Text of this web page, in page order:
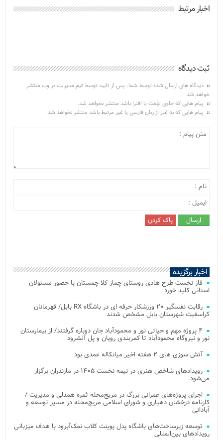
اخبار مرتبط
ثبت دیدگاه
دیدگاه های ارسال شده توسط شما، پس از تایید توسط تیم مدیریت در وب منتشر
خواهد شد.
پیام هایی که حاوی تهمت یا افترا باشد منتشر نخواهد شد.
پیام هایی که به غیر از زبان فارسی یا غیر مرتبط باشد منتشر نخواهد شد.
اخبار برگزیده
فاز نخست طرح هادی روستای چماز کلا چمستان با حضور مسئولان
استانی کلید خورد
رقابت نفسگیر ۲۰ ورزشکار حرفه ای در باشگاه RX بابل/ قهرمانان
کراسفیت شهرستان بابل مشخص شدند
۴ پروژه مهم و حیاتی نور و محمودآباد جان دوباره گرفتند/ از بیمارستان
نور و نیروگاه محمودآباد تا کمربندی رویان و پل آلشرود
آتش‌ سوزی‌ های ۲ هفته اخیر میانکاله عمدی بود
رویدادهای شاخص هنری در نیمه نخست ۱۴۰۵ در مازندران برگزار
می‌شود
اجرای پروژه‌های عمرانی بزرگ در مریج‌محله ثمره همدلی و مدیریت /
کارنامه درخشان دهیاری و شورای اسلامی مریج‌محله در مسیر توسعه و
آبادانی
توسعه زیرساخت‌های باشگاه پدل پوینت کلاب نمک‌آبرود با هدف میزبانی
رویدادهای بین‌المللی